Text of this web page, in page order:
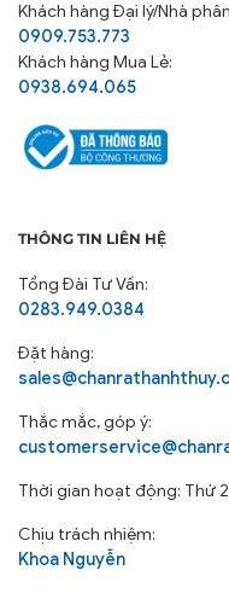
Khách hàngĐại lý/Nhà
0909.753.773
Khách hàng Mua Lẻ:
0938.694.065
THÔNG TIN LIÊN HỆ
Tổng Đài Tư Vấn:
0283.949.0384
Đặt hàng:
Thắc mắc, góp ý:
Thời gian hoạt động: Thứ
Chịu trách nhiệm:
Khoa Nguyễn